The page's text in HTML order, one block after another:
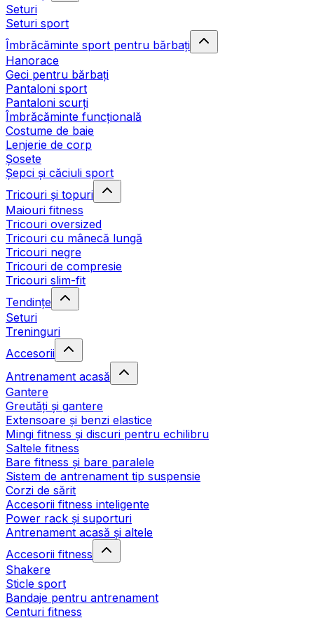
Seturi
Seturi sport
Îmbrăcăminte sport pentru bărbați
Hanorace
Geci pentru bărbați
Pantaloni sport
Pantaloni scurți
Îmbrăcăminte funcțională
Costume de baie
Lenjerie de corp
Șosete
Șepci și căciuli sport
Tricouri și topuri
Maiouri fitness
Tricouri oversized
Tricouri cu mânecă lungă
Tricouri negre
Tricouri de compresie
Tricouri slim-fit
Tendințe
Seturi
Treninguri
Accesorii
Antrenament acasă
Gantere
Greutăți și gantere
Extensoare și benzi elastice
Mingi fitness și discuri pentru echilibru
Saltele fitness
Bare fitness și bare paralele
Sistem de antrenament tip suspensie
Corzi de sărit
Accesorii fitness inteligente
Power rack și suporturi
Antrenament acasă și altele
Accesorii fitness
Shakere
Sticle sport
Bandaje pentru antrenament
Centuri fitness